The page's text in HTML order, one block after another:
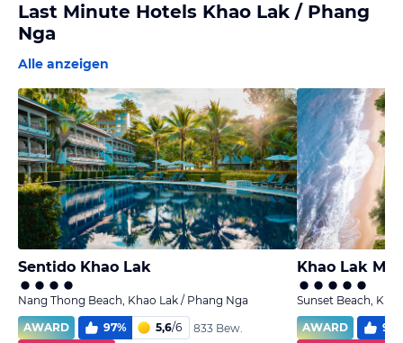
Last Minute Hotels Khao Lak / Phang
Nga
Alle anzeigen
Sentido Khao Lak
Nang Thong Beach, Khao Lak / Phang Nga
AWARD
97% 5,6/6
833 Bew.
Khao Lak
Sunset Beach,
AWARD
96